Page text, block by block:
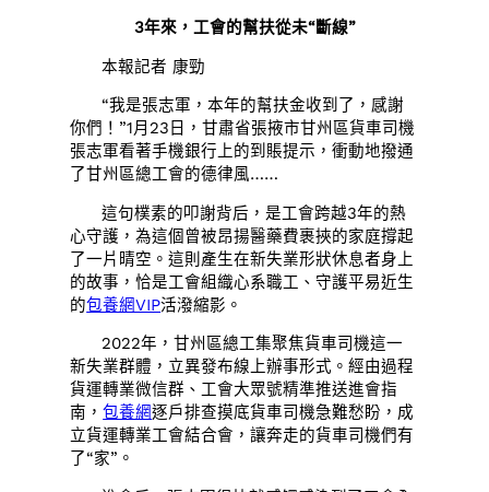
3年來，工會的幫扶從未“斷線”
本報記者 康勁
“我是張志軍，本年的幫扶金收到了，感謝
你們！”1月23日，甘肅省張掖市甘州區貨車司機
張志軍看著手機銀行上的到賬提示，衝動地撥通
了甘州區總工會的德律風……
這句樸素的叩謝背后，是工會跨越3年的熱
心守護，為這個曾被昂揚醫藥費裹挾的家庭撐起
了一片晴空。這則產生在新失業形狀休息者身上
的故事，恰是工會組織心系職工、守護平易近生
的包養網VIP活潑縮影。
2022年，甘州區總工集聚焦貨車司機這一
新失業群體，立異發布線上辦事形式。經由過程
貨運轉業微信群、工會大眾號精準推送進會指
南，包養網逐戶排查摸底貨車司機急難愁盼，成
立貨運轉業工會結合會，讓奔走的貨車司機們有
了“家”。